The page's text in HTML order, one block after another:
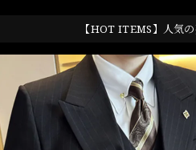
【HOT ITEMS】人気